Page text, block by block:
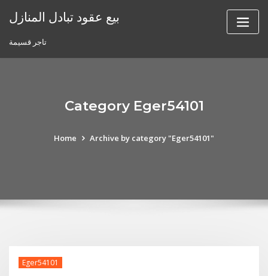
بيع عقود تبادل المنازل
تاجر قسيمة
Category Eger54101
Home Archive by category "Eger54101"
Eger54101